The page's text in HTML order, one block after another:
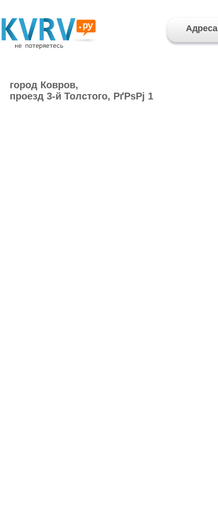
Адреса
город Ковров,
проезд 3-й Толстого, РґРѕРј 1